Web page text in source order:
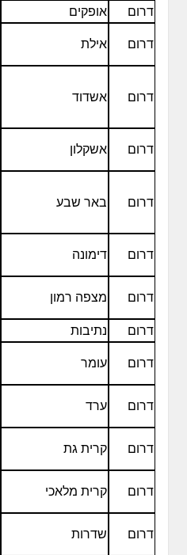
דרום
אופקים
דרום אילת
דרום אשדוד
דרום אשקלון
דרום באר שבע
דרום דימונה
דרום מצפה רמון
דרום
נתיבות
דרום עומר
דרום ערד
דרום קרית גת
דרום קרית מלאכי
דרום שדרות